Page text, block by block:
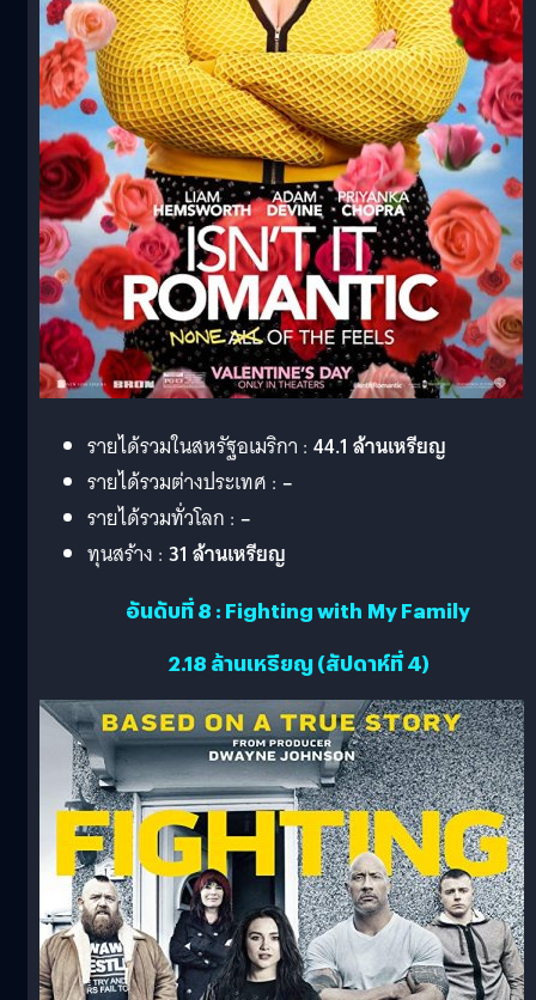
รายได้รวมในสหรัฐอเมริกา : 44.1 ล้านเหรียญ
รายได้รวมต่างประเทศ : –
รายได้รวมทั่วโลก : –
ทุนสร้าง : 31 ล้านเหรียญ
อันดับที่ 8 : Fighting with My Family
2.18 ล้านเหรียญ (สัปดาห์ที่ 4)